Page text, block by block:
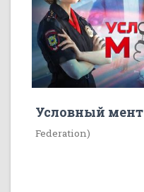
Условный мент
Federation)